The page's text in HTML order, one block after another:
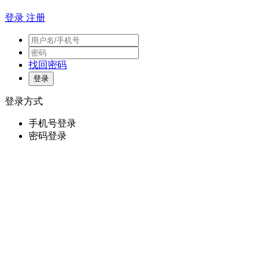
登录 注册
找回密码
登录方式
手机号登录
密码登录